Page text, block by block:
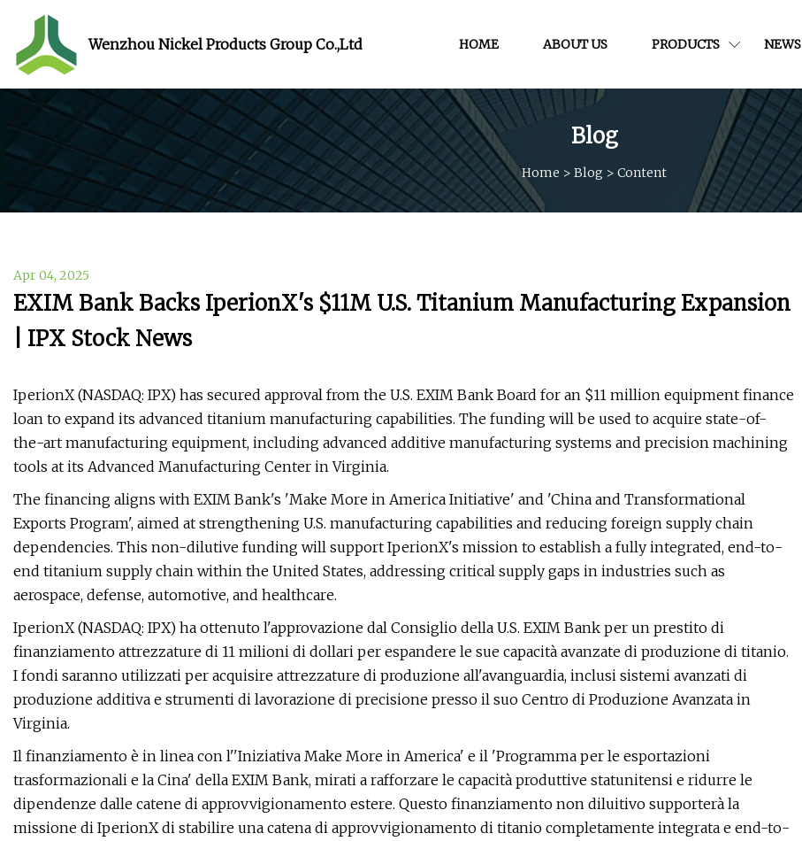
Wenzhou Nickel Products Group Co.,Ltd HOME ABOUT US PRODUCTS NEWS
Blog
Home > Blog > Content
Apr 04, 2025
EXIM Bank Backs IperionX's $11M U.S. Titanium Manufacturing Expansion
| IPX Stock News
IperionX (NASDAQ: IPX) has secured approval from the U.S. EXIM Bank Board for an $11 million equipment finance
loan to expand its advanced titanium manufacturing capabilities. The funding will be used to acquire state-of-
the-art manufacturing equipment, including advanced additive manufacturing systems and precision machining
tools at its Advanced Manufacturing Center in Virginia.
The financing aligns with EXIM Bank's 'Make More in America Initiative' and 'China and Transformational
Exports Program', aimed at strengthening U.S. manufacturing capabilities and reducing foreign supply chain
dependencies. This non-dilutive funding will support IperionX's mission to establish a fully integrated, end-to-
end titanium supply chain within the United States, addressing critical supply gaps in industries such as
aerospace, defense, automotive, and healthcare.
IperionX (NASDAQ: IPX) ha ottenuto l'approvazione dal Consiglio della U.S. EXIM Bank per un prestito di
finanziamento attrezzature di 11 milioni di dollari per espandere le sue capacità avanzate di produzione di titanio.
I fondi saranno utilizzati per acquisire attrezzature di produzione all'avanguardia, inclusi sistemi avanzati di
produzione additiva e strumenti di lavorazione di precisione presso il suo Centro di Produzione Avanzata in
Virginia.
Il finanziamento è in linea con l''Iniziativa Make More in America' e il 'Programma per le esportazioni
trasformazionali e la Cina' della EXIM Bank, mirati a rafforzare le capacità produttive statunitensi e ridurre le
dipendenze dalle catene di approvvigionamento estere. Questo finanziamento non diluitivo supporterà la
missione di IperionX di stabilire una catena di approvvigionamento di titanio completamente integrata e end-to-